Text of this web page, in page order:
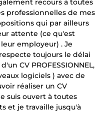
recours à toutes
professionnelles de mes
qui par ailleurs
attente (ce qu'est
employeur) . Je
toujours le délai
CV PROFESSIONNEL,
logiciels ) avec de
réaliser un CV
suis ouvert à toutes
et je travaille jusqu'à